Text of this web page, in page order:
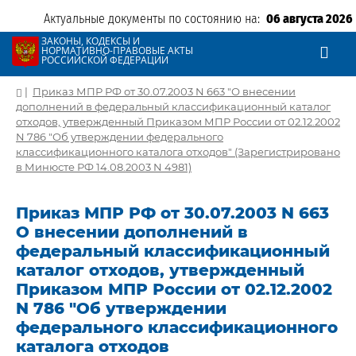
Актуальные документы по состоянию на: 06 августа 2026
ЗАКОНЫ, КОДЕКСЫ И
НОРМАТИВНО-ПРАВОВЫЕ АКТЫ
РОССИЙСКОЙ ФЕДЕРАЦИИ
| Приказ МПР РФ от 30.07.2003 N 663 "О внесении
дополнений в федеральный классификационный каталог
отходов, утвержденный Приказом МПР России от 02.12.2002
N 786 "Об утверждении федерального
классификационного каталога отходов" (Зарегистрировано
в Минюсте РФ 14.08.2003 N 4981)
Приказ МПР РФ от 30.07.2003 N 663
О внесении дополнений в
федеральный классификационный
каталог отходов, утвержденный
Приказом МПР России от 02.12.2002
N 786 "Об утверждении
федерального классификационного
каталога отходов